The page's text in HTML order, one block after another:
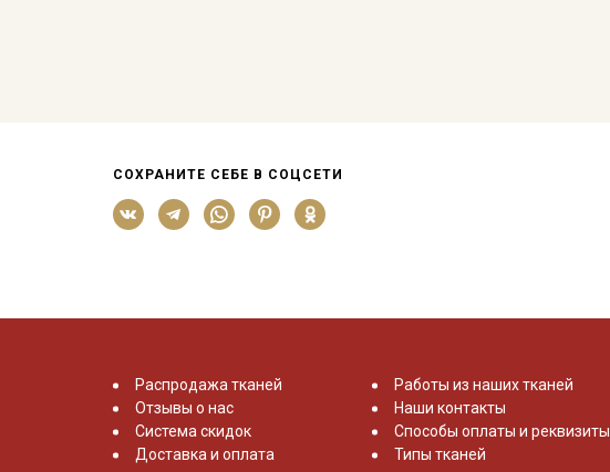
СОХРАНИТЕ СЕБЕ В СОЦСЕТИ
Распродажа тканей
Отзывы о нас
Система скидок
Доставка и оплата
Работы из наших тканей
Наши контакты
Способы оплаты и реквизиты
Типы тканей